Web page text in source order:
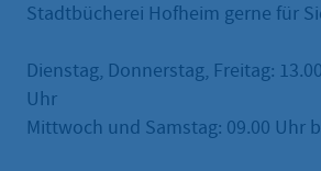
Stadtbücherei Hofheim gerne für
Dienstag, Donnerstag, Freitag:
Uhr
Mittwoch und Samstag: 09.00 Uhr